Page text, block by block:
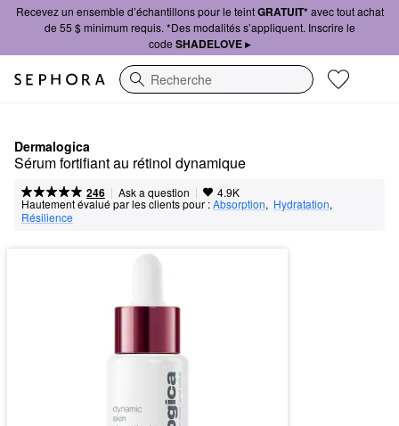
Recevez un ensemble d’échantillons pour le teintGRATUIT*avec tout achat
de 55 $ minimum requis. *Des modalités s’appliquent. Inscrire le
code SHADELOVE ▸
Recherche
Dermalogica
Sérum fortifiant au rétinol dynamique
246 | Ask a question | 4.9K
Hautement évalué par les clients pour :Absorption, Hydratation,
Résilience